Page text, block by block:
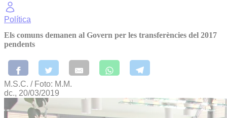
Política
Els comuns demanen al Govern per les transferències del 2017
pendents
M.S.C. / Foto: M.M.
dc., 20/03/2019